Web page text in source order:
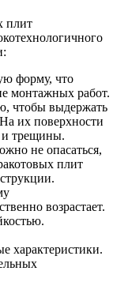
плит
форму, что
монтажных работ.
чтобы выдержать
их поверхности
и трещины.
не опасаться,
плит
возрастает.
характеристики.